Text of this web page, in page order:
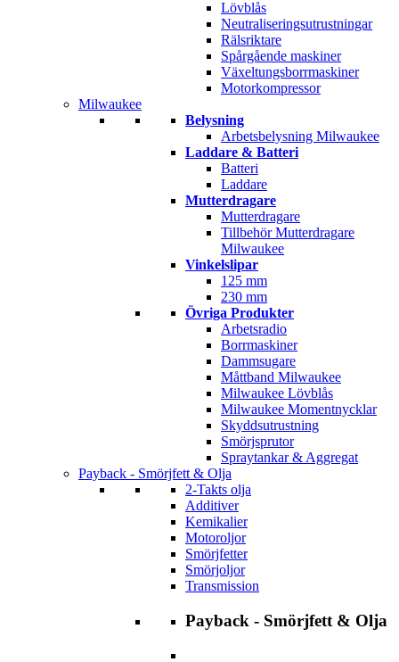
Lövblås
Neutraliseringsutrustningar
Rälsriktare
Spårgående maskiner
Växeltungsborrmaskiner
Motorkompressor
Milwaukee
Belysning
Arbetsbelysning Milwaukee
Laddare & Batteri
Batteri
Laddare
Mutterdragare
Mutterdragare
Tillbehör Mutterdragare
Milwaukee
Vinkelslipar
125 mm
230 mm
Övriga Produkter
Arbetsradio
Borrmaskiner
Dammsugare
Måttband Milwaukee
Milwaukee Lövblås
Milwaukee Momentnycklar
Skyddsutrustning
Smörjsprutor
Spraytankar & Aggregat
Payback - Smörjfett & Olja
2-Takts olja
Additiver
Kemikalier
Motoroljor
Smörjfetter
Smörjoljor
Transmission
Payback - Smörjfett & Olja